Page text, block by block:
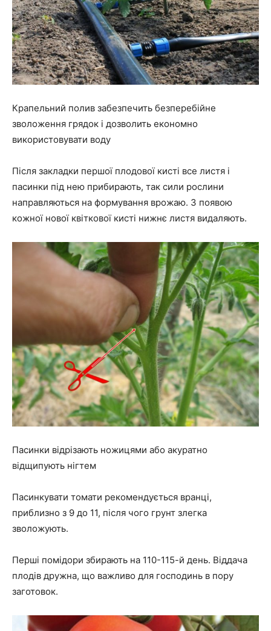
Крапельний полив забезпечить безперебійне
зволоження грядок і дозволить економно
використовувати воду
Після закладки першої плодової кисті все листя і
пасинки під нею прибирають, так сили рослини
направляються на формування врожаю. З появою
кожної нової квіткової кисті нижнє листя видаляють.
Пасинки відрізають ножицями або акуратно
відщипують нігтем
Пасинкувати томати рекомендується вранці,
приблизно з 9 до 11, після чого грунт злегка
зволожують.
Перші помідори збирають на 110-115-й день. Віддача
плодів дружна, що важливо для господинь в пору
заготовок.